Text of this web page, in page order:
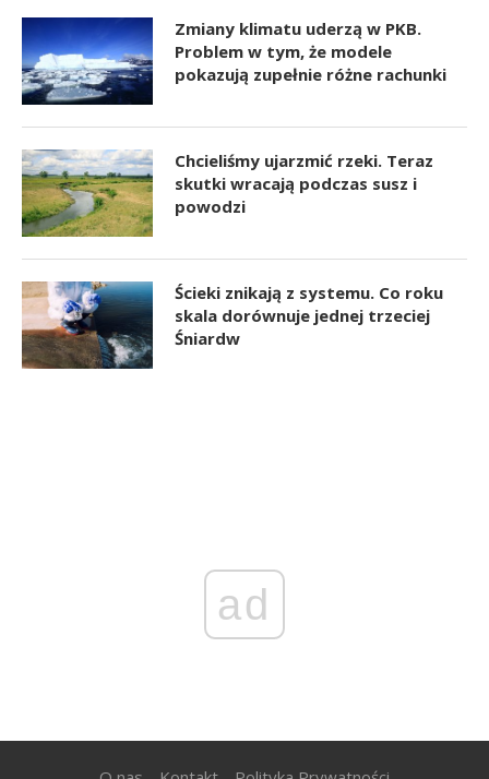
Zmiany klimatu uderzą w PKB.
Problem w tym, że modele
pokazują zupełnie różne rachunki
Chcieliśmy ujarzmić rzeki. Teraz
skutki wracają podczas susz i
powodzi
Ścieki znikają z systemu. Co roku
skala dorównuje jednej trzeciej
Śniardw
ad